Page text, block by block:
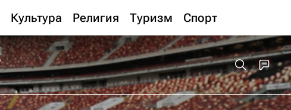
Культура Религия Туризм Спорт